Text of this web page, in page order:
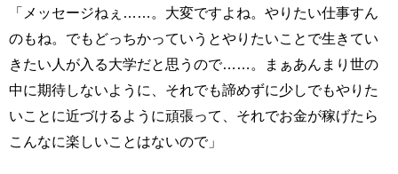
「メッセージねぇ……。大変ですよね。やりたい仕事すん
のもね。でもどっちかっていうとやりたいことで生きてい
きたい人が入る大学だと思うので……。まぁあんまり世の
中に期待しないように、それでも諦めずに少しでもやりた
いことに近づけるように頑張って、それでお金が稼げたら
こんなに楽しいことはないので」